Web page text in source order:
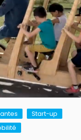
Start-up